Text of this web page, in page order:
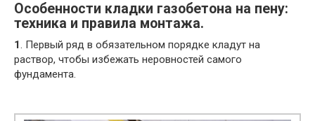
Особенности кладки газобетона на пену:
техника и правила монтажа.
1. Первый ряд в обязательном порядке кладут на
раствор, чтобы избежать неровностей самого
фундамента.